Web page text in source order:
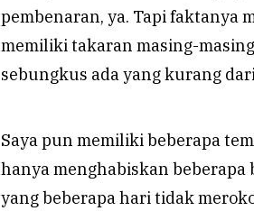
pembenaran, ya. Tapi faktanya
memiliki takaran masing-
sebungkus ada yang kurang
Saya pun memiliki beberapa
hanya menghabiskan beberapa
yang beberapa hari tidak